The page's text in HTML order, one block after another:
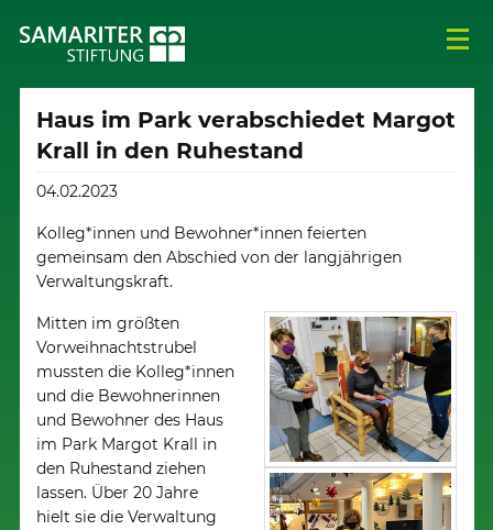
Haus im Park verabschiedet Margot
Krall in den Ruhestand
04.02.2023
Kolleg*innen und Bewohner*innen feierten
gemeinsam den Abschied von der langjährigen
Verwaltungskraft.
Mitten im größten
Vorweihnachtstrubel
mussten die Kolleg*innen
und die Bewohnerinnen
und Bewohner des Haus
im Park Margot Krall in
den Ruhestand ziehen
lassen. Über 20 Jahre
hielt sie die Verwaltung